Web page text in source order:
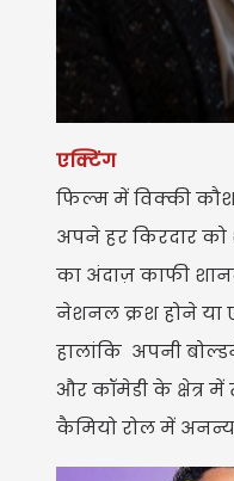
एक्टिंग
फिल्म में विक्की
अपने हर किरदार को
का अंदाज़ काफी
नेशनल क्रश होने या
हालांकि अपनी
और कॉमेडी के क्षेत्र
कैमियो रोल में